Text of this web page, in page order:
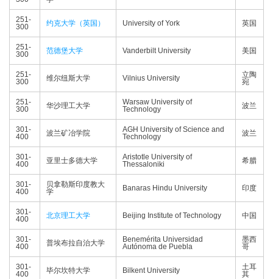
251-
300
约克大学（英国） University of York 英国
251-
300
范德堡大学 Vanderbilt University 美国
251-
300
维尔纽斯大学 Vilnius University
立陶
宛
251-
300
华沙理工大学
Warsaw University of
Technology
波兰
301-
400
波兰矿冶学院
AGH University of Science and
Technology
波兰
301-
400
亚里士多德大学
Aristotle University of
Thessaloniki
希腊
301-
400
贝拿勒斯印度教大
学
Banaras Hindu University 印度
301-
400
北京理工大学 Beijing Institute of Technology 中国
301-
400
普埃布拉自治大学
Benemérita Universidad
Autónoma de Puebla
墨西
哥
301-
400
毕尔坎特大学 Bilkent University
土耳
其